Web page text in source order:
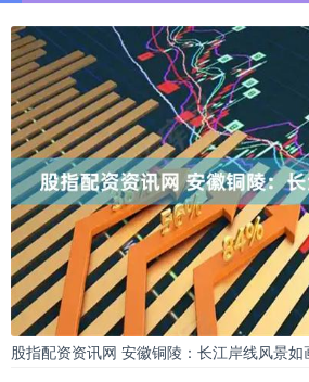
股指配资资讯网 安徽铜陵：长江岸线风景如